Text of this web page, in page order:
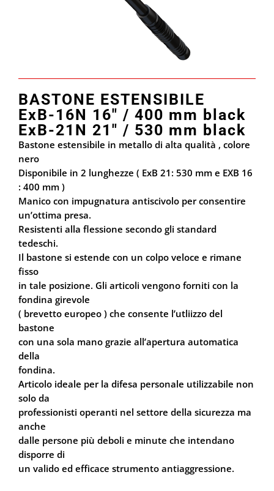
BASTONE ESTENSIBILE
ExB-16N 16″ / 400 mm black
ExB-21N 21″ / 530 mm black
Bastone estensibile in metallo di alta qualità , colore
nero
Disponibile in 2 lunghezze ( ExB 21: 530 mm e EXB 16
: 400 mm )
Manico con impugnatura antiscivolo per consentire
un’ottima presa.
Resistenti alla flessione secondo gli standard
tedeschi.
Il bastone si estende con un colpo veloce e rimane
fisso
in tale posizione. Gli articoli vengono forniti con la
fondina girevole
( brevetto europeo ) che consente l’utliizzo del
bastone
con una sola mano grazie all’apertura automatica
della
fondina.
Articolo ideale per la difesa personale utilizzabile non
solo da
professionisti operanti nel settore della sicurezza ma
anche
dalle persone più deboli e minute che intendano
disporre di
un valido ed efficace strumento antiaggressione.